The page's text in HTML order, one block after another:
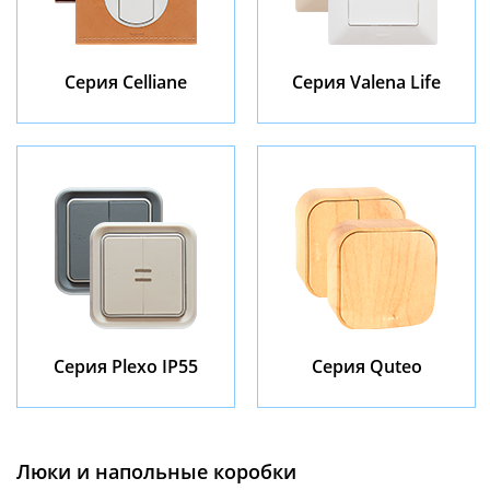
Серия Celliane Серия Valena Life
Серия Plexo IP55 Серия Quteo
Люки и напольные коробки